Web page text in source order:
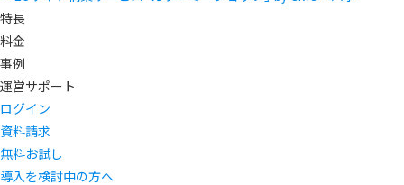
特長
料金
事例
運営サポート
ログイン
資料請求
無料お試し
導入を検討中の方へ